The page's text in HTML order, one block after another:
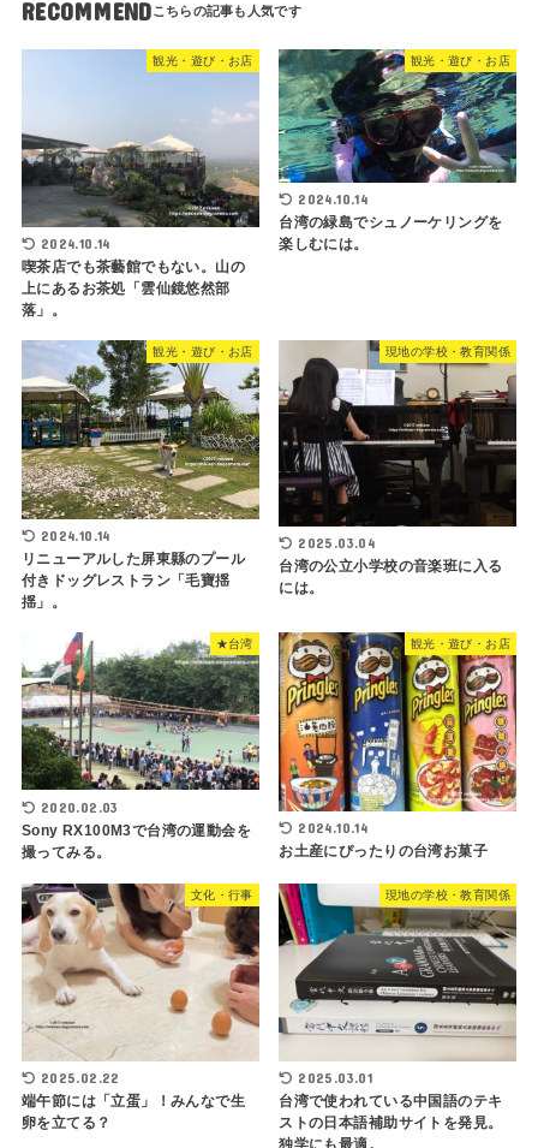
RECOMMEND
観光・遊び・お店
2024.10.14
喫茶店でも茶藝館でもない。山の
上にあるお茶処「雲仙鏡悠然部
落」。
観光・遊び・お店
2024.10.14
台湾の緑島でシュノーケリングを
楽しむには。
観光・遊び・お店
2024.10.14
リニューアルした屏東縣のプール
付きドッグレストラン「毛寶揺
揺」。
現地の学校・教育関係
2025.03.04
台湾の公立小学校の音楽班に入る
には。
★台湾
2020.02.03
Sony RX100M3で台湾の運動会を
撮ってみる。
観光・遊び・お店
2024.10.14
お土産にぴったりの台湾お菓子
文化・行事
2025.02.22
端午節には「立蛋」！みんなで生
卵を立てる？
現地の学校・教育関係
2025.03.01
台湾で使われている中国語のテキ
ストの日本語補助サイトを発見。
独学にも最適。